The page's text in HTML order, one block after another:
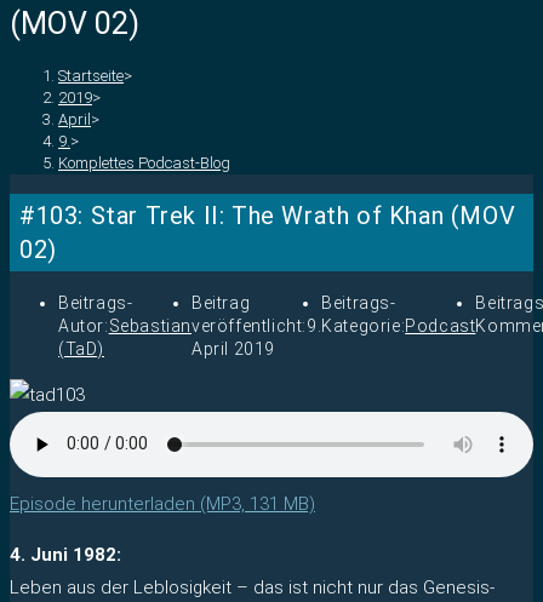
(MOV 02)
Startseite>
2019>
April>
9. >
Komplettes Podcast-Blog
#103: Star Trek II: The Wrath of Khan (MOV
02)
Beitrags-
Autor:Sebastian
(TaD)
Beitrag
veröffentlicht:9.
April 2019
Beitrags-
Kategorie:Podcast
Episode herunterladen (MP3, 131 MB)
4. Juni 1982:
Leben aus der Leblosigkeit – das ist nicht nur das Genesis-